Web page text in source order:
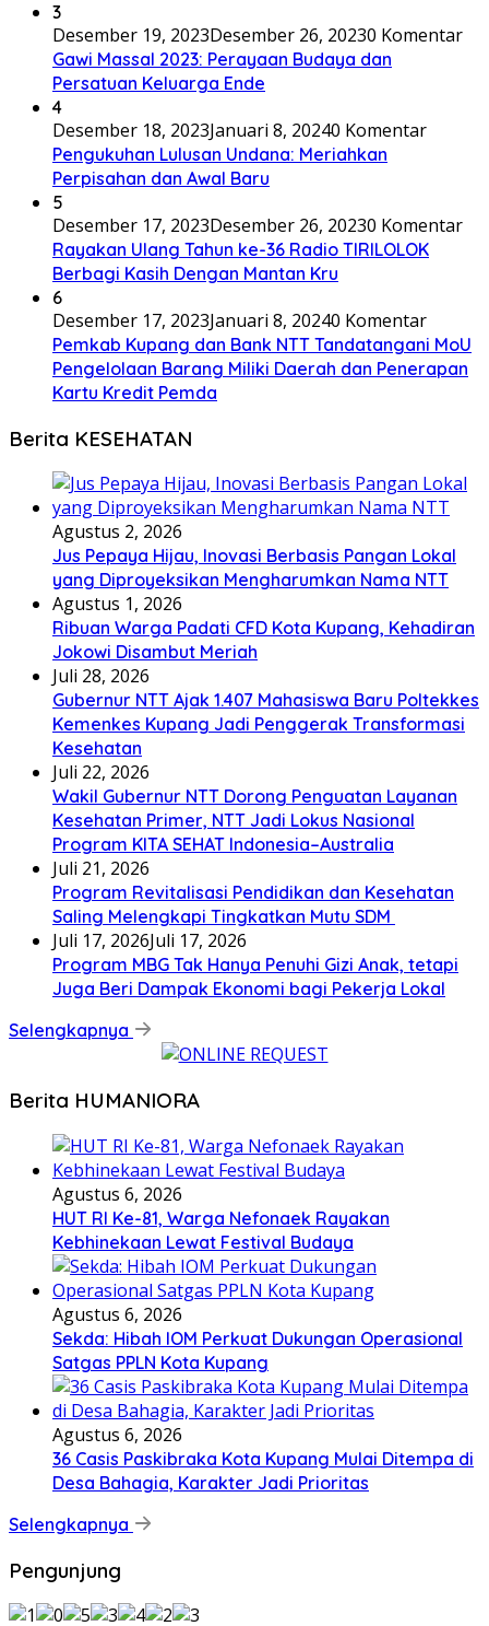
3
Desember 19, 2023Desember 26, 20230 Komentar
Gawi Massal 2023: Perayaan Budaya dan
Persatuan Keluarga Ende
4
Desember 18, 2023Januari 8, 20240 Komentar
Pengukuhan Lulusan Undana: Meriahkan
Perpisahan dan Awal Baru
5
Desember 17, 2023Desember 26, 20230 Komentar
Rayakan Ulang Tahun ke-36 Radio TIRILOLOK
Berbagi Kasih Dengan Mantan Kru
6
Desember 17, 2023Januari 8, 20240 Komentar
Pemkab Kupang dan Bank NTT Tandatangani MoU
Pengelolaan Barang Miliki Daerah dan Penerapan
Kartu Kredit Pemda
Berita KESEHATAN
Agustus 2, 2026
Jus Pepaya Hijau, Inovasi Berbasis Pangan Lokal
yang Diproyeksikan Mengharumkan Nama NTT
Agustus 1, 2026
Ribuan Warga Padati CFD Kota Kupang, Kehadiran
Jokowi Disambut Meriah
Juli 28, 2026
Gubernur NTT Ajak 1.407 Mahasiswa Baru Poltekkes
Kemenkes Kupang Jadi Penggerak Transformasi
Kesehatan
Juli 22, 2026
Wakil Gubernur NTT Dorong Penguatan Layanan
Kesehatan Primer, NTT Jadi Lokus Nasional
Program KITA SEHAT Indonesia–Australia
Juli 21, 2026
Program Revitalisasi Pendidikan dan Kesehatan
Saling Melengkapi Tingkatkan Mutu SDM
Juli 17, 2026Juli 17, 2026
Program MBG Tak Hanya Penuhi Gizi Anak, tetapi
Juga Beri Dampak Ekonomi bagi Pekerja Lokal
Selengkapnya
Berita HUMANIORA
Agustus 6, 2026
HUT RI Ke-81, Warga Nefonaek Rayakan
Kebhinekaan Lewat Festival Budaya
Agustus 6, 2026
Sekda: Hibah IOM Perkuat Dukungan Operasional
Satgas PPLN Kota Kupang
Agustus 6, 2026
36 Casis Paskibraka Kota Kupang Mulai Ditempa di
Desa Bahagia, Karakter Jadi Prioritas
Selengkapnya
Pengunjung